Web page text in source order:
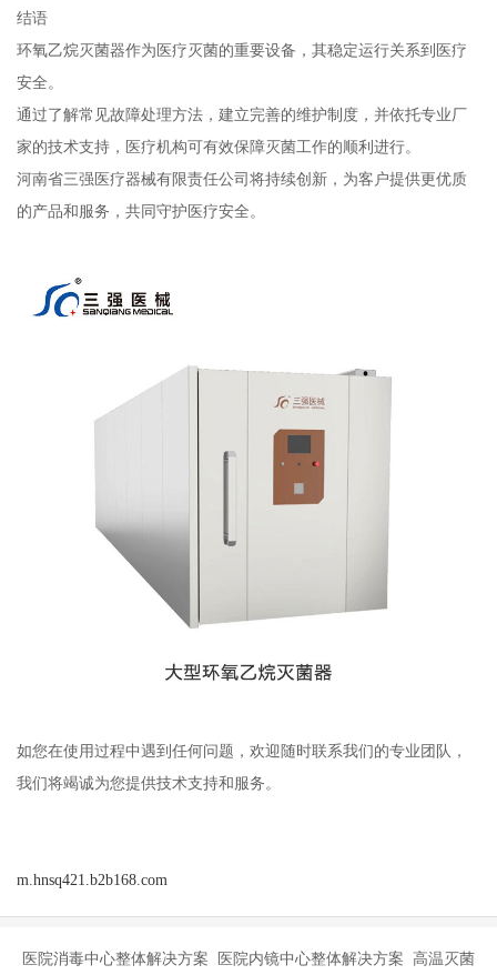
结语
环氧乙烷灭菌器作为医疗灭菌的重要设备，其稳定运行关系到医疗
安全。
通过了解常见故障处理方法，建立完善的维护制度，并依托专业厂
家的技术支持，医疗机构可有效保障灭菌工作的顺利进行。
河南省三强医疗器械有限责任公司将持续创新，为客户提供更优质
的产品和服务，共同守护医疗安全。
如您在使用过程中遇到任何问题，欢迎随时联系我们的专业团队，
我们将竭诚为您提供技术支持和服务。
m.hnsq421.b2b168.com
医院消毒中心整体解决方案 医院内镜中心整体解决方案 高温灭菌